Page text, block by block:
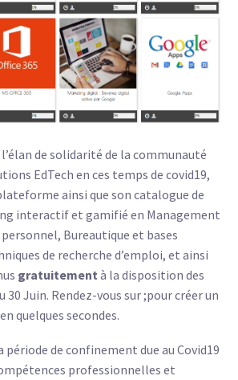
de solidarité de la communauté
EdTech en ces temps de covid19,
ainsi que son catalogue de
interactif et gamifié en Management
Bureautique et bases
de recherche d’emploi, et ainsi
gratuitement à la disposition des
30 Juin. Rendez-vous sur ;pour créer un
quelques secondes.
de confinement due au Covid19
professionnelles et